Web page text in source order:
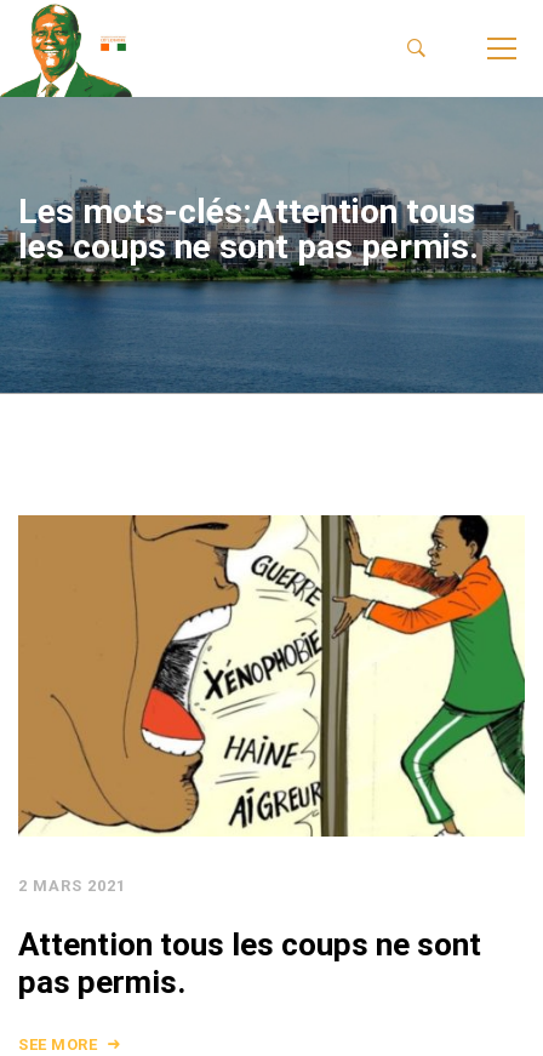
Les mots-clés:Attention tous
les coups ne sont pas permis.
2 MARS 2021
Attention tous les coups ne sont
pas permis.
SEE MORE